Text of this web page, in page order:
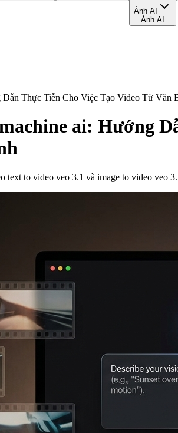
Ảnh AI
Ảnh AI
Dẫn Thực Tiễn Cho Việc Tạo Video Từ
ai: Hướng
text to video veo 3.1 và image to video